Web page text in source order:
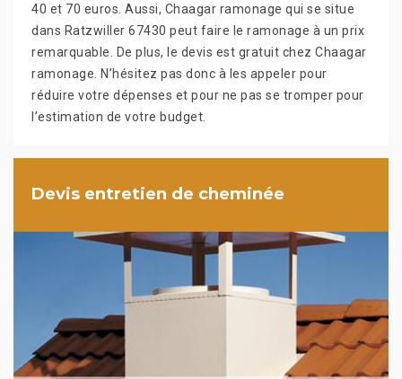
40 et 70 euros. Aussi, Chaagar ramonage qui se situe
dans Ratzwiller 67430 peut faire le ramonage à un prix
remarquable. De plus, le devis est gratuit chez Chaagar
ramonage. N’hésitez pas donc à les appeler pour
réduire votre dépenses et pour ne pas se tromper pour
l’estimation de votre budget.
Devis entretien de cheminée